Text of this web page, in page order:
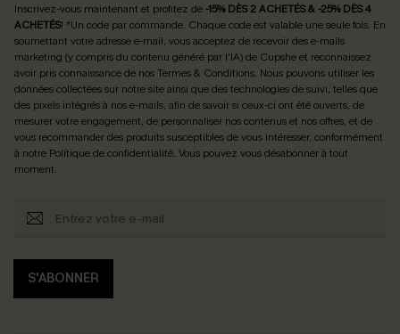
Inscrivez-vous maintenant et profitez de -15% DÈS 2 ACHETÉS & -25% DÈS 4
ACHETÉS! *Un code par commande. Chaque code est valable une seule fois. En
soumettant votre adresse e-mail, vous acceptez de recevoir des e-mails
marketing (y compris du contenu généré par l'IA) de Cupshe et reconnaissez
avoir pris connaissance de nosTermes & Conditions. Nous pouvons utiliser les
données collectées sur notre site ainsi que des technologies de suivi, telles que
des pixels intégrés à nos e-mails, afin de savoir si ceux-ci ont été ouverts, de
mesurer votre engagement, de personnaliser nos contenus et nos offres, et de
vous recommander des produits susceptibles de vous intéresser, conformément
à notre Politique de confidentialité. Vous pouvez vous désabonner à tout
moment.
S'ABONNER